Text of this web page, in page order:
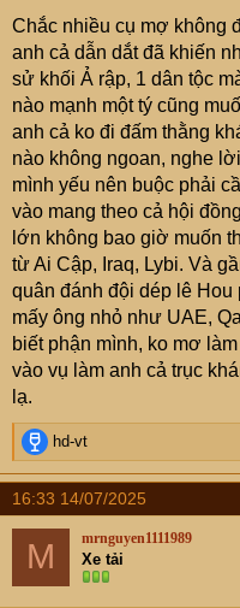
The Telegraph cũng
Israel về chiến thuật tấn
tên lửa và máy bay
làm quá tải và xuyên
Israel. Nhiều MBKNL bị
nhưng đó chính là
tiêu hao dự trữ đạn
Trong Chiến dịch True
dịch Rising Lion của
bằng 22 loạt tên lửa đạn
được sử dụng lần đầu
vào một số mục tiêu
Israel, được coi là an
phá vỡ hệ thống phòng
thống phòng không của
tên lửa đạn đạo của Iran
Sau đây là những thiệt
chịu sau khi tấn công
1. Iran đã phá hủy “Lầu
hợp quân sự và tình báo
Chắc nhiều cụ mợ không
anh cả dẫn dắt đã khiến
sử khối Ả rập, 1 dân tộc
nào mạnh một tý cũng
anh cả ko đi đấm thằng
nào không ngoan, nghe
mình yếu nên buộc phải
vào mang theo cả hội
lớn không bao giờ muốn
từ Ai Cập, Iraq, Lybi. Và
quân đánh đội dép lê Hou
mấy ông nhỏ như UAE,
biết phận mình, ko mơ
vào vụ làm anh cả trục
lạ.
R
e
a
c
t
i
o
n
hd-vt
16:33 14/07/2025
M mrnguyen1111989
Xe tải